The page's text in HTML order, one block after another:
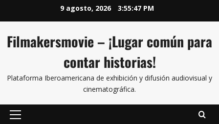
9 agosto, 2026 3:55:48 PM
Filmakersmovie – ¡Lugar común para
contar historias!
Plataforma Iberoamericana de exhibición y difusión audiovisual y
cinematográfica.